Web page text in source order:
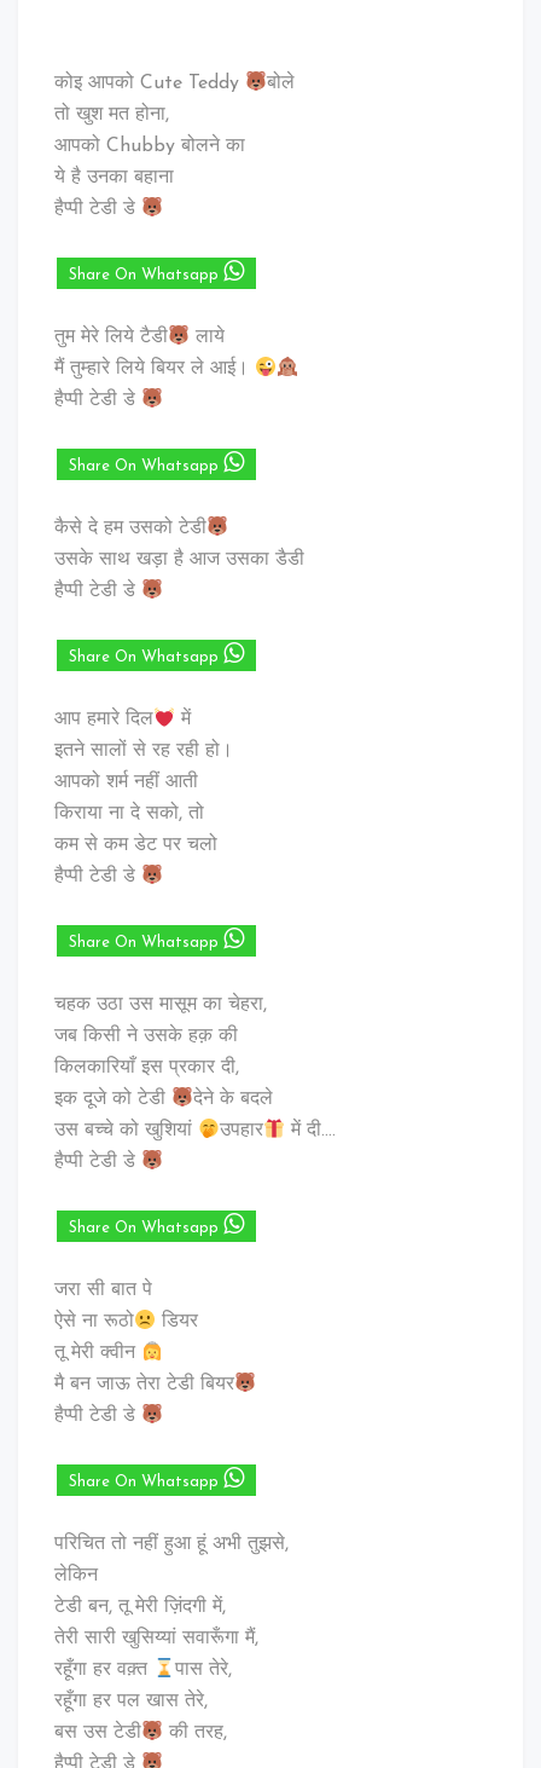
कोइ आपको Cute Teddy
बोले
तो खुश मत होना,
आपको Chubby बोलने का
ये है उनका बहाना
हैप्पी टेडी डे
Share On Whatsapp
तुम मेरे लिये टैडी
लाये
मैं तुम्हारे लिये बियर ले आई।
हैप्पी टेडी डे
Share On Whatsapp
कैसे दे हम उसको टेडी
उसके साथ खड़ा है आज उसका डैडी
हैप्पी टेडी डे
Share On Whatsapp
आप हमारे दिल
में
इतने सालों से रह रही हो।
आपको शर्म नहीं आती
किराया ना दे सको, तो
कम से कम डेट पर चलो
हैप्पी टेडी डे
Share On Whatsapp
चहक उठा उस मासूम का चेहरा,
जब किसी ने उसके हक़ की
किलकारियाँ इस प्रकार दी,
इक दूजे को टेडी
देने के बदले
उस बच्चे को खुशियां
उपहार
में दी….
हैप्पी टेडी डे
Share On Whatsapp
जरा सी बात पे
ऐसे ना रूठो
डियर
तू मेरी क्वीन
मै बन जाऊ तेरा टेडी बियर
हैप्पी टेडी डे
Share On Whatsapp
परिचित तो नहीं हुआ हूं अभी तुझसे,
लेकिन
टेडी बन, तू मेरी ज़िंदगी में,
तेरी सारी खुसिय्यां सवारूँगा मैं,
रहूँगा हर वक़्त
पास तेरे,
रहूँगा हर पल खास तेरे,
बस उस टेडी
की तरह,